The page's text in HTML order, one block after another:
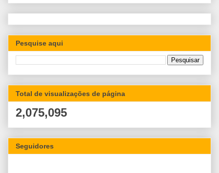
Pesquise aqui
Total de visualizações de página
2,075,095
Seguidores